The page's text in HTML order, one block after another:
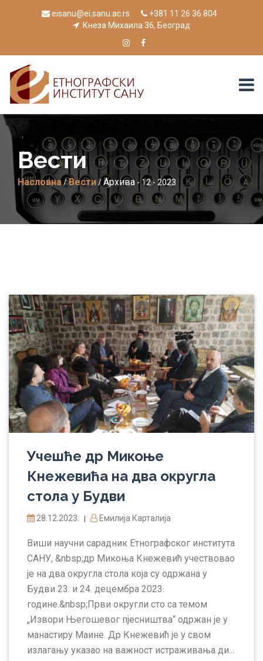
eisanu@ei.sanu.ac.rs
+381 11 26 36 804
Кнеза Михаила 36, Београд
Вести
Насловна/Вести/Архива - 12 - 2023
Учешће др Микоње
Кнежевића на два округла
стола у Будви
28.12.2023. Емилија Карталија
Виши научни сарадник Етнографског института
САНУ, &nbsp;др Микоња Кнежевић учествовао
је на два округла стола која су одржана у
Будви 23. и 24. децембра 2023.
године.&nbsp;Први округли сто са темом
„Извори Његошевог пјесништва“ одржан је у
манастиру Маине. Др Кнежевић је у свом
излагању указао на важност истраживања ди...